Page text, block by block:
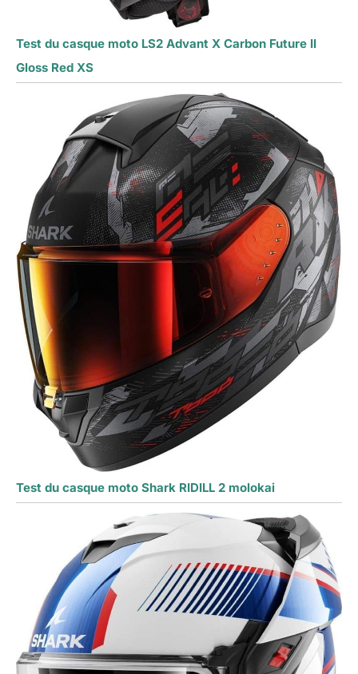
Test du casque moto LS2 Advant X Carbon Future II
Gloss Red XS
Test du casque moto Shark RIDILL 2 molokai